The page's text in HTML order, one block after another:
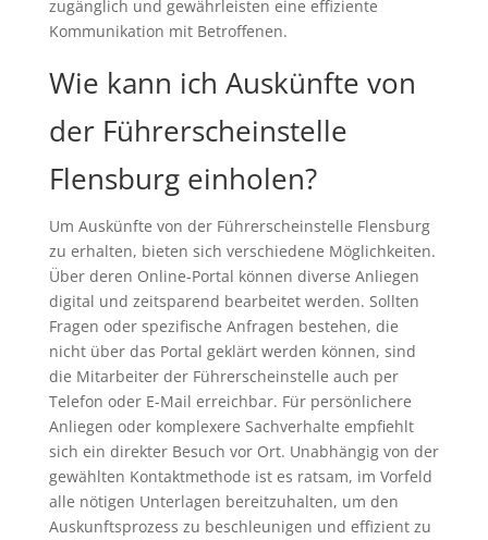
zugänglich und gewährleisten eine effiziente
Kommunikation mit Betroffenen.
Wie kann ich Auskünfte von
der Führerscheinstelle
Flensburg einholen?
Um Auskünfte von der Führerscheinstelle Flensburg
zu erhalten, bieten sich verschiedene Möglichkeiten.
Über deren Online-Portal können diverse Anliegen
digital und zeitsparend bearbeitet werden. Sollten
Fragen oder spezifische Anfragen bestehen, die
nicht über das Portal geklärt werden können, sind
die Mitarbeiter der Führerscheinstelle auch per
Telefon oder E-Mail erreichbar. Für persönlichere
Anliegen oder komplexere Sachverhalte empfiehlt
sich ein direkter Besuch vor Ort. Unabhängig von der
gewählten Kontaktmethode ist es ratsam, im Vorfeld
alle nötigen Unterlagen bereitzuhalten, um den
Auskunftsprozess zu beschleunigen und effizient zu